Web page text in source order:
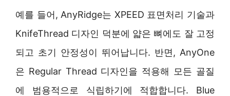
예를 들어, AnyRidge는 XPEED 표면처리 기술과
KnifeThread 디자인 덕분에 얇은 뼈에도 잘 고정
되고 초기 안정성이 뛰어납니다. 반면, AnyOne
은 Regular Thread 디자인을 적용해 모든 골질
에 범용적으로 식립하기에 적합합니다. Blue